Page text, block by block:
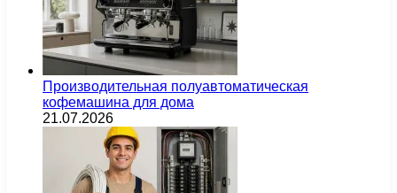
Производительная полуавтоматическая
кофемашина для дома
21.07.2026